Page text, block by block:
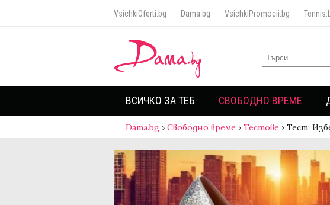
VsichkiOferti.bg Dama.bg VsichkiPromocii.bg
ВСИЧКО ЗА ТЕБ СВОБОДНО ВРЕМЕ
Dama.bg › Свободно време › Тестове › Тест: